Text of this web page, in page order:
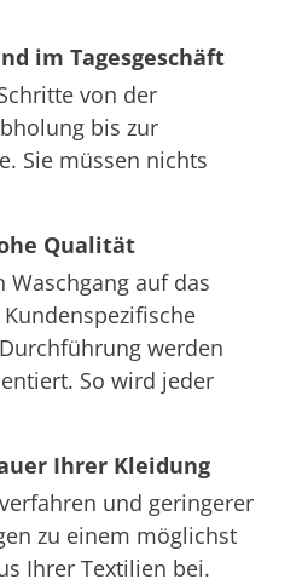
im Tagesgeschäft
von der
bis zur
Sie müssen nichts
Qualität
auf das
werden
So wird jeder
Ihrer Kleidung
und geringerer
zu einem möglichst
Ihrer Textilien bei.